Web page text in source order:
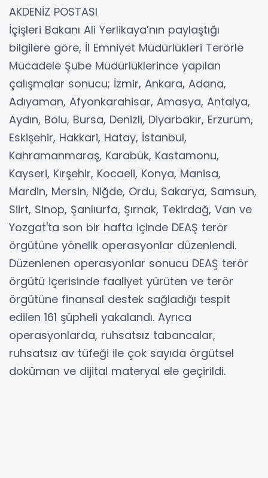
AKDENİZ POSTASI
İçişleri Bakanı Ali Yerlikaya’nın paylaştığı
bilgilere göre, İl Emniyet Müdürlükleri Terörle
Mücadele Şube Müdürlüklerince yapılan
çalışmalar sonucu; İzmir, Ankara, Adana,
Adıyaman, Afyonkarahisar, Amasya, Antalya,
Aydın, Bolu, Bursa, Denizli, Diyarbakır, Erzurum,
Eskişehir, Hakkari, Hatay, İstanbul,
Kahramanmaraş, Karabük, Kastamonu,
Kayseri, Kırşehir, Kocaeli, Konya, Manisa,
Mardin, Mersin, Niğde, Ordu, Sakarya, Samsun,
Siirt, Sinop, Şanlıurfa, Şırnak, Tekirdağ, Van ve
Yozgat'ta son bir hafta içinde DEAŞ terör
örgütüne yönelik operasyonlar düzenlendi.
Düzenlenen operasyonlar sonucu DEAŞ terör
örgütü içerisinde faaliyet yürüten ve terör
örgütüne finansal destek sağladığı tespit
edilen 161 şüpheli yakalandı. Ayrıca
operasyonlarda, ruhsatsız tabancalar,
ruhsatsız av tüfeği ile çok sayıda örgütsel
doküman ve dijital materyal ele geçirildi.